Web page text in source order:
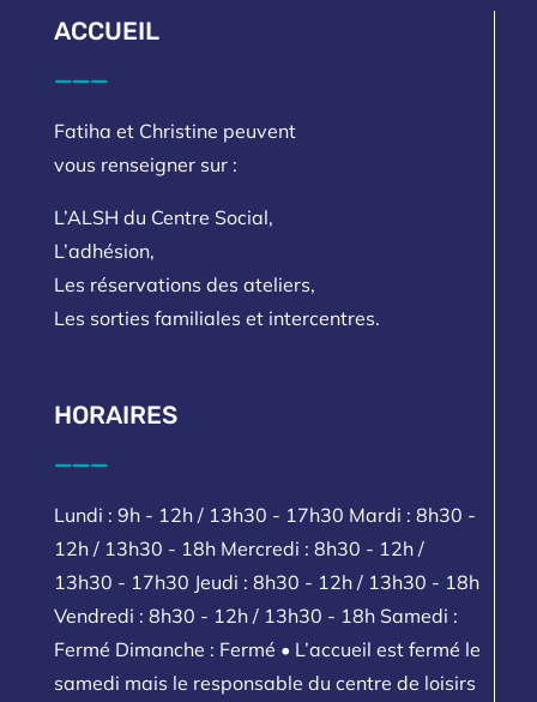
ACCUEIL
___
Fatiha et Christine peuvent
vous renseigner sur :
L’ALSH du Centre Social,
L’adhésion,
Les réservations des ateliers,
Les sorties familiales et intercentres.
HORAIRES
___
Lundi : 9h - 12h / 13h30 - 17h30 Mardi : 8h30 -
12h / 13h30 - 18h Mercredi : 8h30 - 12h /
13h30 - 17h30 Jeudi : 8h30 - 12h / 13h30 - 18h
Vendredi : 8h30 - 12h / 13h30 - 18h Samedi :
Fermé Dimanche : Fermé • L’accueil est fermé le
samedi mais le responsable du centre de loisirs